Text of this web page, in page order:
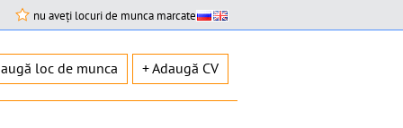
nu aveți locuri de munca marcate
loc de munca + Adaugă CV